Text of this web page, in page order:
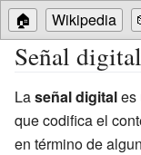
🏠 Wikipedia
Señal digital
Laseñal digitales
que codifica el
en término de